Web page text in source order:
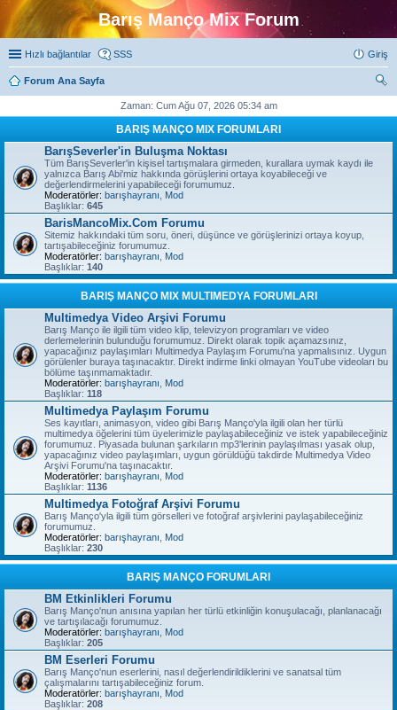
Barış Manço Mix Forum
Hızlı bağlantılar SSS Giriş
Forum Ana Sayfa
Zaman: Cum Ağu 07, 2026 05:34 am
BARIŞ MANÇO MIX FORUMLARI
BarışSeverler'in Buluşma Noktası
Tüm BarışSeverler'in kişisel tartışmalara girmeden, kurallara uymak kaydı ile
yalnızca Barış Abi'miz hakkında görüşlerini ortaya koyabileceği ve
değerlendirmelerini yapabileceği forumumuz.
Moderatörler: barışhayranı
Mod
Başlıklar: 645
BarisMancoMix.Com Forumu
Sitemiz hakkındaki tüm soru, öneri, düşünce ve görüşlerinizi ortaya koyup,
tartışabileceğiniz forumumuz.
Moderatörler: barışhayranı
Mod
Başlıklar: 140
BARIŞ MANÇO MIX MULTIMEDYA FORUMLARI
Multimedya Video Arşivi Forumu
Barış Manço ile ilgili tüm video klip, televizyon programları ve video
derlemelerinin bulunduğu forumumuz. Direkt olarak topik açamazsınız,
yapacağınız paylaşımları Multimedya Paylaşım Forumu'na yapmalısınız. Uygun
görülenler buraya taşınacaktır. Direkt indirme linki olmayan YouTube videoları bu
bölüme taşınmamaktadır.
Moderatörler: barışhayranı
Mod
Başlıklar: 118
Multimedya Paylaşım Forumu
Ses kayıtları, animasyon, video gibi Barış Manço'yla ilgili olan her türlü
multimedya öğelerini tüm üyelerimizle paylaşabileceğiniz ve istek yapabileceğiniz
forumumuz. Piyasada bulunan şarkıların mp3'lerinin paylaşılması yasak olup,
yapacağınız video paylaşımları, uygun görüldüğü takdirde Multimedya Video
Arşivi Forumu'na taşınacaktır.
Moderatörler: barışhayranı
Mod
Başlıklar: 1136
Multimedya Fotoğraf Arşivi Forumu
Barış Manço'yla ilgili tüm görselleri ve fotoğraf arşivlerini paylaşabileceğiniz
forumumuz.
Moderatörler: barışhayranı
Mod
Başlıklar: 230
BARIŞ MANÇO FORUMLARI
BM Etkinlikleri Forumu
Barış Manço'nun anısına yapılan her türlü etkinliğin konuşulacağı, planlanacağı
ve tartışılacağı forumumuz.
Moderatörler: barışhayranı
Mod
Başlıklar: 205
BM Eserleri Forumu
Barış Manço'nun eserlerini, nasıl değerlendirildiklerini ve sanatsal tüm
çalışmalarını tartışabileceğiniz forum.
Moderatörler: barışhayranı
Mod
Başlıklar: 208